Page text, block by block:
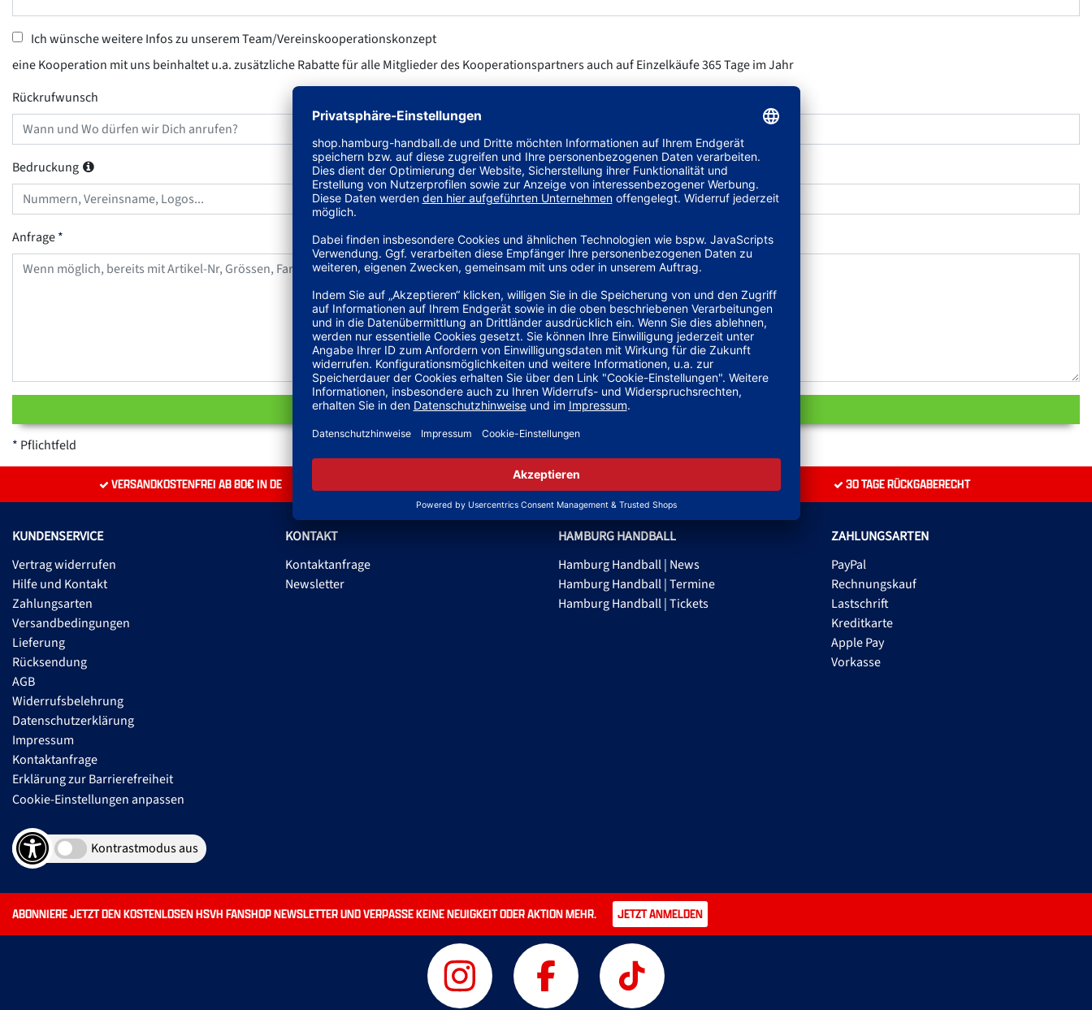
Ich wünsche weitere Infos zu unserem Team/Vereinskooperationskonzept
eine Kooperation mit uns beinhaltet u.a. zusätzliche Rabatte für alle Mitglieder des Kooperationspartners auch auf Einzelkäufe 365 Tage im Jahr
Rückrufwunsch
Bedruckung
Anfrage
TEAMANFRAGE SENDEN
Pflichtfeld
VERSANDKOSTENFREI AB 80€ IN DE GELD-ZURÜCK-GARANTIE 30 TAGE RÜCKGABERECHT
KUNDENSERVICE
Vertrag widerrufen
Hilfe und Kontakt
Zahlungsarten
Versandbedingungen
Lieferung
Rücksendung
AGB
Widerrufsbelehrung
Datenschutzerklärung
Impressum
Kontaktanfrage
Erklärung zur Barrierefreiheit
Cookie-Einstellungen anpassen
Kontrastmodus aus
KONTAKT
Kontaktanfrage
Newsletter
HAMBURG HANDBALL
Hamburg Handball | News
Hamburg Handball | Termine
Hamburg Handball | Tickets
ZAHLUNGSARTEN
PayPal
Rechnungskauf
Lastschrift
Kreditkarte
Apple Pay
Vorkasse
ABONNIERE JETZT DEN KOSTENLOSEN HSVH FANSHOP NEWSLETTER UND VERPASSE KEINE NEUIGKEIT ODER AKTION MEHR. JETZT ANMELDEN